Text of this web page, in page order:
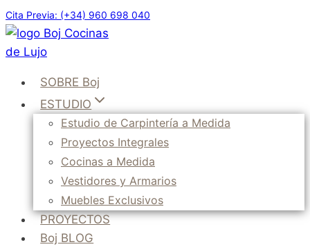
Saltar
al
contenido
Cita Previa: (+34) 960 698 040
SOBRE Boj
ESTUDIO
Estudio de Carpintería a Medida
Proyectos Integrales
Cocinas a Medida
Vestidores y Armarios
Muebles Exclusivos
PROYECTOS
Boj BLOG